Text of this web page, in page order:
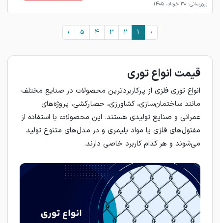
بروزرسانی: 30 خرداد، 1405
‹
1
2
3
4
5
›
قیمت انواع توری
انواع توری فلزی از پرکاربردترین محصولات در صنایع مختلف
مانند ساختمان‌سازی، کشاورزی، حصارکشی، پروژه‌های
عمرانی و صنایع تولیدی هستند. این محصولات با استفاده از
مفتول‌های فلزی یا مواد پلیمری و در مدل‌های متنوع تولید
می‌شوند و هر کدام کاربرد خاصی دارند.